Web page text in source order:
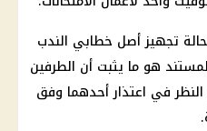
تجهيز أصل خطابي الندب
هو ما يثبت أن الطرفين
في اعتذار أحدهما وفق